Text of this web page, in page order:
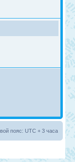
пояс: UTC + 3 часа